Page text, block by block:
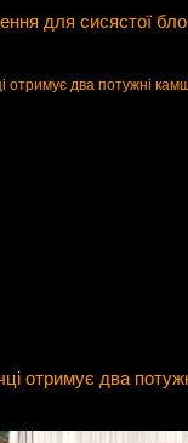
для сисястої
отримує два